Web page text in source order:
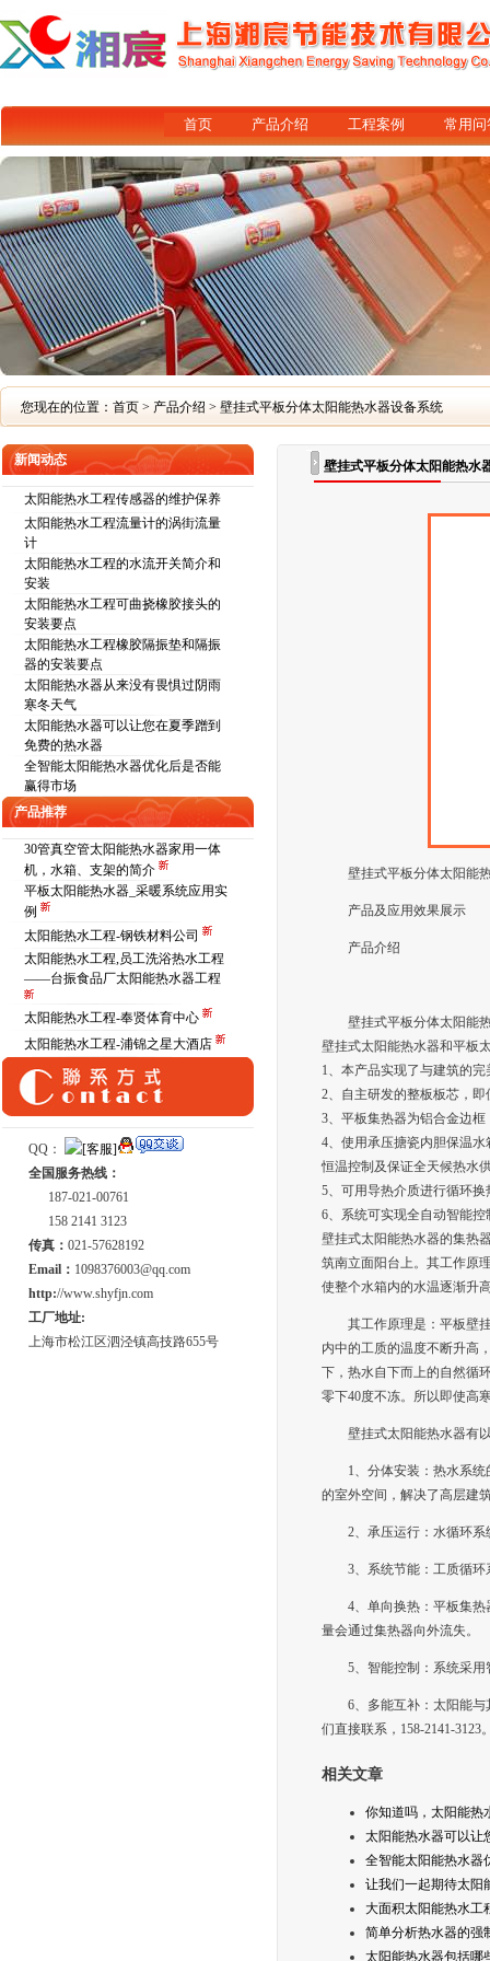
首页 产品介绍 工程案例 常用问
您现在的位置： 首页 > 产品介绍 > 壁挂式平板分体太阳能热水器设备系统
新闻动态
太阳能热水工程传感器的维护保养
太阳能热水工程流量计的涡街流量
计
太阳能热水工程的水流开关简介和
安装
太阳能热水工程可曲挠橡胶接头的
安装要点
太阳能热水工程橡胶隔振垫和隔振
器的安装要点
太阳能热水器从来没有畏惧过阴雨
寒冬天气
太阳能热水器可以让您在夏季蹭到
免费的热水器
全智能太阳能热水器优化后是否能
赢得市场
产品推荐
30管真空管太阳能热水器家用一体
机，水箱、支架的简介
平板太阳能热水器_采暖系统应用实
例
太阳能热水工程-钢铁材料公司
太阳能热水工程,员工洗浴热水工程
——台振食品厂太阳能热水器工程
太阳能热水工程-奉贤体育中心
太阳能热水工程-浦锦之星大酒店
QQ：
全国服务热线：
187-021-00761
158 2141 3123
传真： 021-57628192
Email： 1098376003@qq.com
http://www.shyfjn.com
工厂地址:
上海市松江区泗泾镇高技路655号
壁挂式平板分体太阳能热水
壁挂式平板分体太阳能
产品及应用效果展示
产品介绍
壁挂式平板分体太阳能
壁挂式太阳能热水器和平板
1、本产品实现了与建筑的
2、自主研发的整板板芯，
3、平板集热器为铝合金边
4、使用承压搪瓷内胆保温
恒温控制及保证全天候热水
5、可用导热介质进行循环
6、系统可实现全自动智能控
壁挂式太阳能热水器的集热
筑南立面阳台上。其工作原
使整个水箱内的水温逐渐升
其工作原理是：平板壁
内中的工质的温度不断升高
下，热水自下而上的自然循
零下40度不冻。所以即使高
壁挂式太阳能热水器有
1、分体安装：热水系
的室外空间，解决了高层建
2、承压运行：水循环
3、系统节能：工质循
4、单向换热：平板集
量会通过集热器向外流失。
5、智能控制：系统采
6、多能互补：太阳能
们直接联系，158-2141-3123
相关文章
你知道吗，太阳能热
太阳能热水器可以让
全智能太阳能热水器
让我们一起期待太阳
大面积太阳能热水
简单分析热水器的强
太阳能热水器包括哪